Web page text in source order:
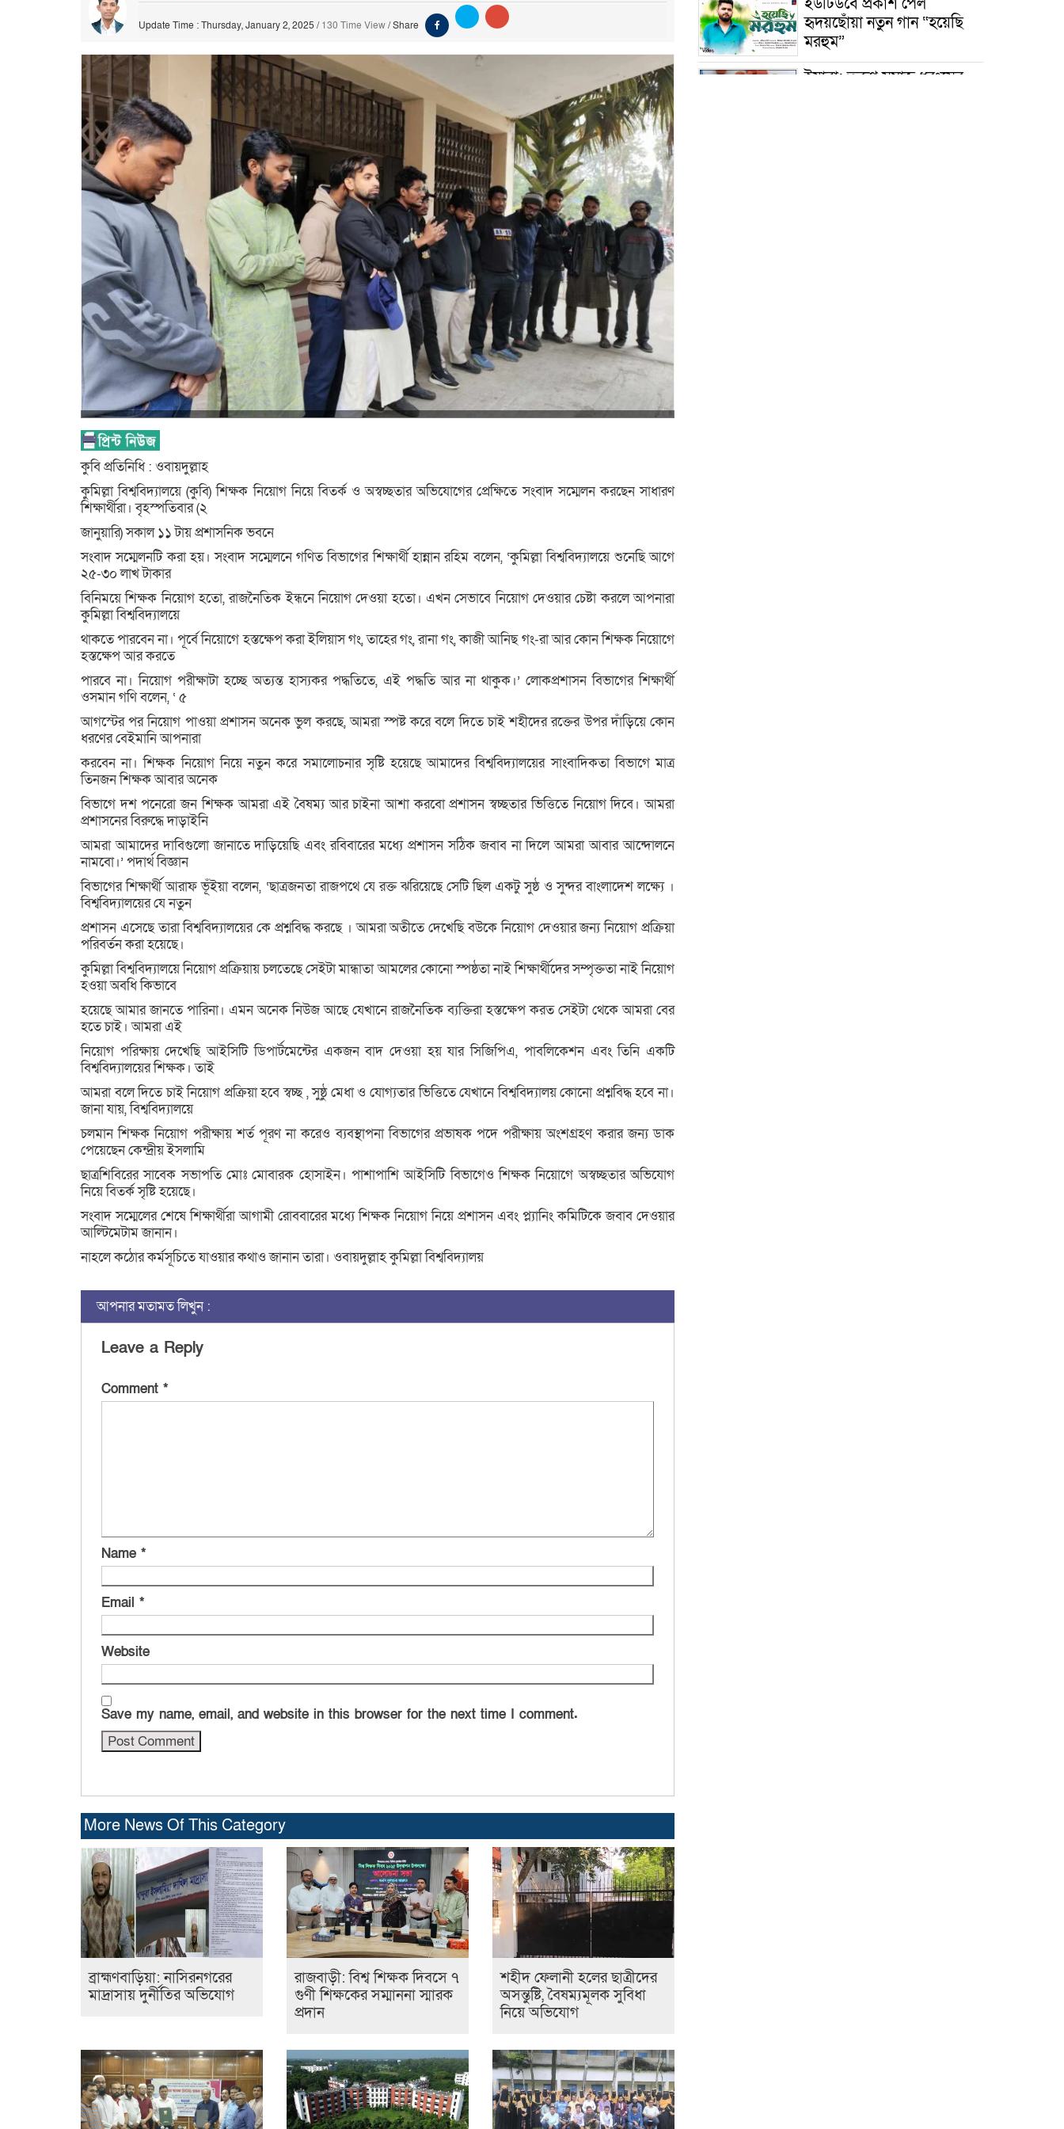
Update Time : Thursday, January 2, 2025 /130 Time View/Share
কুবি প্রতিনিধি : ওবায়দুল্লাহ
কুমিল্লা বিশ্ববিদ্যালয়ে (কুবি) শিক্ষক নিয়োগ নিয়ে বিতর্ক ও অস্বচ্ছতার অভিযোগের প্রেক্ষিতে সংবাদ সম্মেলন করছেন সাধারণ
শিক্ষার্থীরা। বৃহস্পতিবার (২
জানুয়ারি) সকাল ১১ টায় প্রশাসনিক ভবনে
সংবাদ সম্মেলনটি করা হয়। সংবাদ সম্মেলনে গণিত বিভাগের শিক্ষার্থী হান্নান রহিম বলেন, ‘কুমিল্লা বিশ্ববিদ্যালয়ে শুনেছি আগে
২৫-৩০ লাখ টাকার
বিনিময়ে শিক্ষক নিয়োগ হতো, রাজনৈতিক ইন্ধনে নিয়োগ দেওয়া হতো। এখন সেভাবে নিয়োগ দেওয়ার চেষ্টা করলে আপনারা
কুমিল্লা বিশ্ববিদ্যালয়ে
থাকতে পারবেন না। পূর্বে নিয়োগে হস্তক্ষেপ করা ইলিয়াস গং, তাহের গং, রানা গং, কাজী আনিছ গং-রা আর কোন শিক্ষক নিয়োগে
হস্তক্ষেপ আর করতে
পারবে না। নিয়োগ পরীক্ষাটা হচ্ছে অত্যন্ত হাস্যকর পদ্ধতিতে, এই পদ্ধতি আর না থাকুক।’ লোকপ্রশাসন বিভাগের শিক্ষার্থী
ওসমান গণি বলেন, ‘ ৫
আগস্টের পর নিয়োগ পাওয়া প্রশাসন অনেক ভুল করছে, আমরা স্পষ্ট করে বলে দিতে চাই শহীদের রক্তের উপর দাঁড়িয়ে কোন
ধরণের বেইমানি আপনারা
করবেন না। শিক্ষক নিয়োগ নিয়ে নতুন করে সমালোচনার সৃষ্টি হয়েছে আমাদের বিশ্ববিদ্যালয়ের সাংবাদিকতা বিভাগে মাত্র
তিনজন শিক্ষক আবার অনেক
বিভাগে দশ পনেরো জন শিক্ষক আমরা এই বৈষম্য আর চাইনা আশা করবো প্রশাসন স্বচ্ছতার ভিত্তিতে নিয়োগ দিবে। আমরা
প্রশাসনের বিরুদ্ধে দাড়াইনি
আমরা আমাদের দাবিগুলো জানাতে দাড়িয়েছি এবং রবিবারের মধ্যে প্রশাসন সঠিক জবাব না দিলে আমরা আবার আন্দোলনে
নামবো।’ পদার্থ বিজ্ঞান
বিভাগের শিক্ষার্থী আরাফ ভূঁইয়া বলেন, ‘ছাত্রজনতা রাজপথে যে রক্ত ঝরিয়েছে সেটি ছিল একটু সুষ্ঠ ও সুন্দর বাংলাদেশ লক্ষ্যে ।
বিশ্ববিদ্যালয়ের যে নতুন
প্রশাসন এসেছে তারা বিশ্ববিদ্যালয়ের কে প্রশ্নবিদ্ধ করছে । আমরা অতীতে দেখেছি বউকে নিয়োগ দেওয়ার জন্য নিয়োগ প্রক্রিয়া
পরিবর্তন করা হয়েছে।
কুমিল্লা বিশ্ববিদ্যালয়ে নিয়োগ প্রক্রিয়ায় চলতেছে সেইটা মান্ধাতা আমলের কোনো স্পষ্ঠতা নাই শিক্ষার্থীদের সম্পৃক্ততা নাই নিয়োগ
হওয়া অবধি কিভাবে
হয়েছে আমার জানতে পারিনা। এমন অনেক নিউজ আছে যেখানে রাজনৈতিক ব্যক্তিরা হস্তক্ষেপ করত সেইটা থেকে আমরা বের
হতে চাই। আমরা এই
নিয়োগ পরিক্ষায় দেখেছি আইসিটি ডিপার্টমেন্টের একজন বাদ দেওয়া হয় যার সিজিপিএ, পাবলিকেশন এবং তিনি একটি
বিশ্ববিদ্যালয়ের শিক্ষক। তাই
আমরা বলে দিতে চাই নিয়োগ প্রক্রিয়া হবে স্বচ্ছ , সুষ্ঠু মেধা ও যোগ্যতার ভিত্তিতে যেখানে বিশ্ববিদ্যালয় কোনো প্রশ্নবিদ্ধ হবে না।
জানা যায়, বিশ্ববিদ্যালয়ে
চলমান শিক্ষক নিয়োগ পরীক্ষায় শর্ত পূরণ না করেও ব্যবস্থাপনা বিভাগের প্রভাষক পদে পরীক্ষায় অংশগ্রহণ করার জন্য ডাক
পেয়েছেন কেন্দ্রীয় ইসলামি
ছাত্রশিবিরের সাবেক সভাপতি মোঃ মোবারক হোসাইন। পাশাপাশি আইসিটি বিভাগেও শিক্ষক নিয়োগে অস্বচ্ছতার অভিযোগ
নিয়ে বিতর্ক সৃষ্টি হয়েছে।
সংবাদ সম্মেলের শেষে শিক্ষার্থীরা আগামী রোববারের মধ্যে শিক্ষক নিয়োগ নিয়ে প্রশাসন এবং প্ল্যানিং কমিটিকে জবাব দেওয়ার
আল্টিমেটাম জানান।
নাহলে কঠোর কর্মসূচিতে যাওয়ার কথাও জানান তারা। ওবায়দুল্লাহ কুমিল্লা বিশ্ববিদ্যালয়
আপনার মতামত লিখুন :
Leave a Reply
Comment *
Name *
Email *
Website
Save my name, email, and website in this browser for the next time I comment.
More News Of This Category
ব্রাহ্মণবাড়িয়া: নাসিরনগরের
মাদ্রাসায় দুর্নীতির অভিযোগ
রাজবাড়ী: বিশ্ব শিক্ষক দিবসে ৭
গুণী শিক্ষকের সম্মাননা স্মারক
প্রদান
শহীদ ফেলানী হলের ছাত্রীদের
অসন্তুষ্টি, বৈষম্যমূলক সুবিধা
নিয়ে অভিযোগ
হৃদয়ছোঁয়া নতুন গান “হয়েছি
মরহুম”
ইয়াবা: তরুণ সমাজ ধ্বংসের